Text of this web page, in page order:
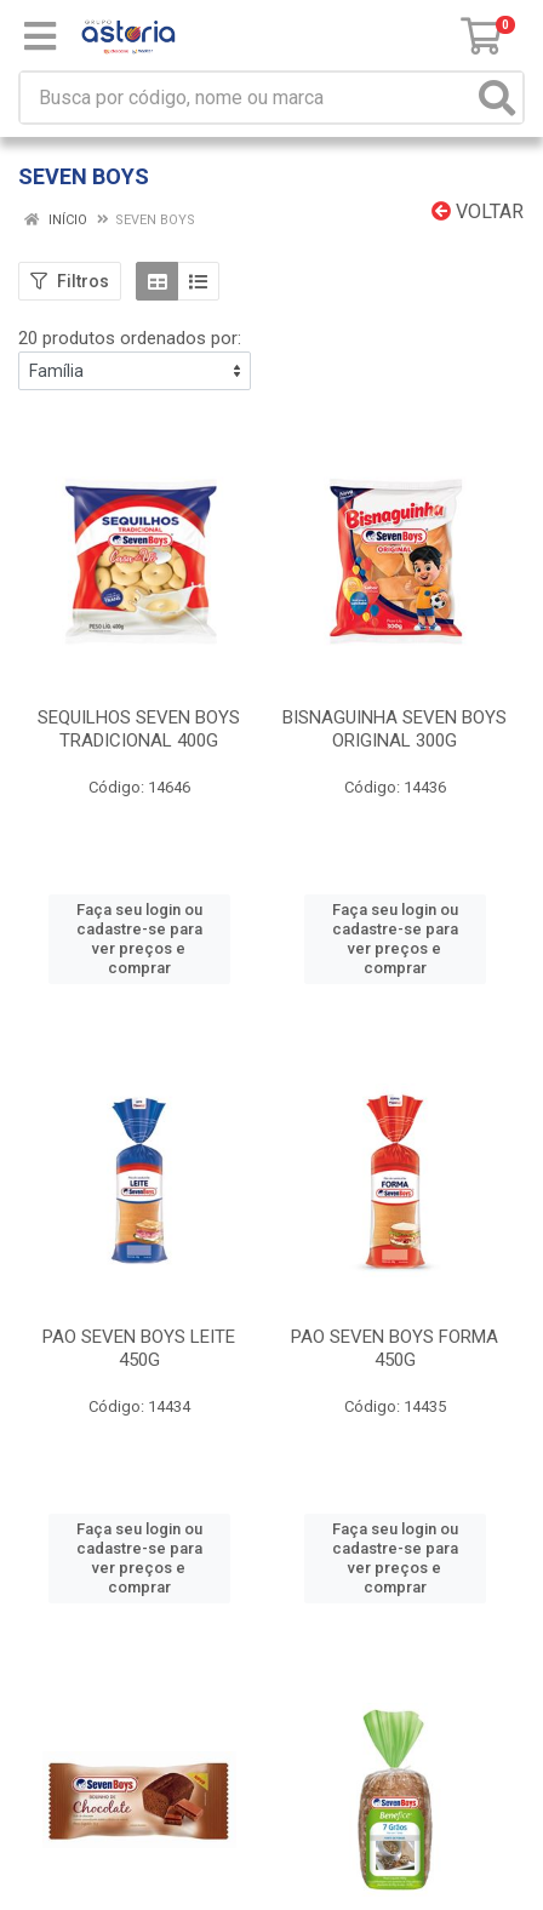
0
SEVEN BOYS
VOLTAR
INÍCIO SEVEN BOYS
Filtros
20 produtos ordenados por:
SEQUILHOS SEVEN BOYS
TRADICIONAL 400G
Código: 14646
Faça seu login ou
cadastre-se para
ver preços e
comprar
BISNAGUINHA SEVEN BOYS
ORIGINAL 300G
Código: 14436
Faça seu login ou
cadastre-se para
ver preços e
comprar
PAO SEVEN BOYS LEITE
450G
Código: 14434
Faça seu login ou
cadastre-se para
ver preços e
comprar
PAO SEVEN BOYS FORMA
450G
Código: 14435
Faça seu login ou
cadastre-se para
ver preços e
comprar